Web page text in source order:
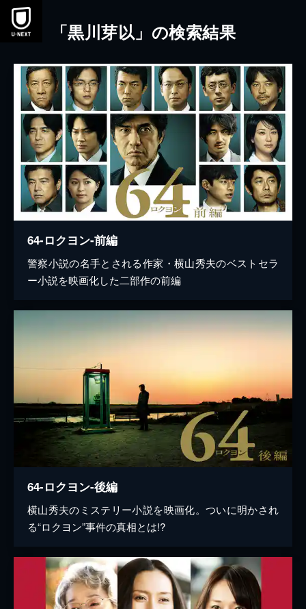
本文へスキップ
「黒川芽以」の検索結果
64-ロクヨン-前編
警察小説の名手とされる作家・横山秀夫のベストセラ
ー小説を映画化した二部作の前編
64-ロクヨン-後編
横山秀夫のミステリー小説を映画化。ついに明かされ
る“ロクヨン”事件の真相とは!?